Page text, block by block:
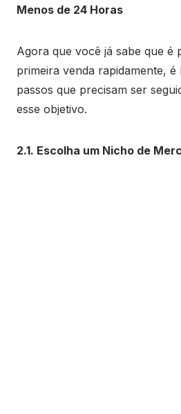
Menos de 24 Horas
Agora que você já sabe que é
primeira venda rapidamente,
passos que precisam ser
esse objetivo.
2.1. Escolha um Nicho de